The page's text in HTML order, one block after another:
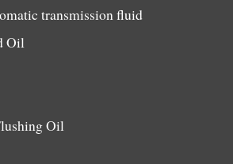
transmission fluid
Oil
Oil